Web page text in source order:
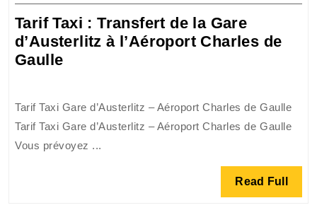
2026
Tarif Taxi : Transfert de la Gare
d’Austerlitz à l’Aéroport Charles de
GaulleTarif
Transfert
de
la
Tarif Taxi Gare d’Austerlitz – Aéroport Charles de Gaulle
Tarif Taxi Gare d’Austerlitz – Aéroport Charles de Gaulle
Vous prévoyez ...
Read Full Read
Full